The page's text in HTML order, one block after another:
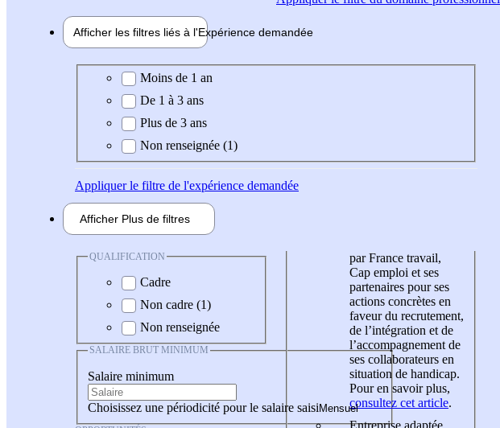
Afficher les filtres liés à l'Expérience demandée
Expérience demandée
Moins de 1 an
De 1 à 3 ans
Plus de 3 ans
Non renseignée (1)
Appliquerle filtre de l'expérience demandée
Afficher Plus de filtres
QUALIFICATION
Cadre
Non cadre (1)
Non renseignée
SALAIRE BRUT MINIMUM
Salaire minimum
Choisissez une périodicité pour le salaire saisi
par France travail,
Cap emploi et ses
partenaires pour ses
actions concrètes en
faveur du recrutement,
de l’intégration et de
l’accompagnement de
ses collaborateurs en
situation de handicap.
Pour en savoir plus,
consultez cet article.
Entreprise adaptée